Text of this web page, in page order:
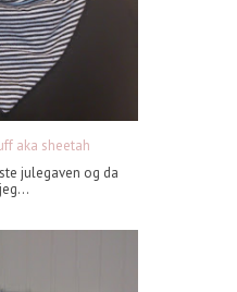
aka sheetah
julegaven og da